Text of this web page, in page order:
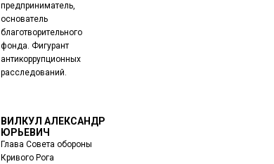
предприниматель,
основатель
благотворительного
фонда. Фигурант
антикоррупционных
расследований.
ВИЛКУЛ АЛЕКСАНДР
ЮРЬЕВИЧ
Глава Совета обороны
Кривого Рога